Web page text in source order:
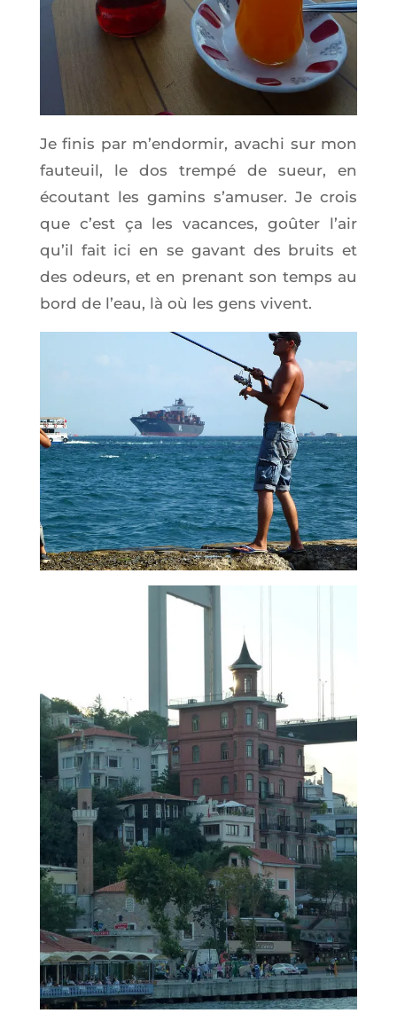
Je finis par m’en­dor­mir, ava­chi sur mon
fau­teuil, le dos trem­pé de sueur, en
écou­tant les gamins s’a­mu­ser. Je crois
que c’est ça les vacances, goû­ter l’air
qu’il fait ici en se gavant des bruits et
des odeurs, et en pre­nant son temps au
bord de l’eau, là où les gens vivent.